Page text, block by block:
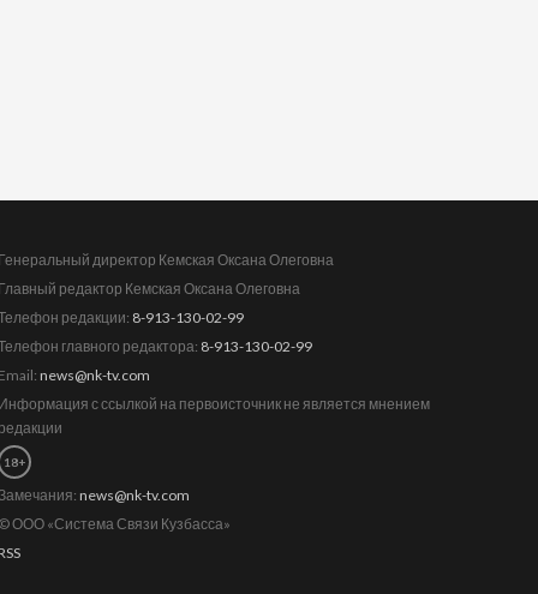
директор Кемская Оксана Олеговна
редактор Кемская Оксана Олеговна
редакции: 8-913-130-02-99
главного редактора: 8-913-130-02-99
news@nk-tv.com
с ссылкой на первоисточник не является мнением
18+
news@nk-tv.com
ООО «Система Связи Кузбасса»